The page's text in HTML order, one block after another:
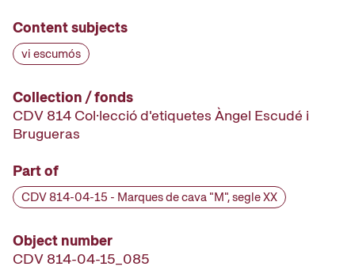
Content subjects
vi escumós
Collection / fonds
CDV 814 Col·lecció d'etiquetes Àngel Escudé i
Brugueras
Part of
CDV 814-04-15 - Marques de cava "M", segle XX
Object number
CDV 814-04-15_085